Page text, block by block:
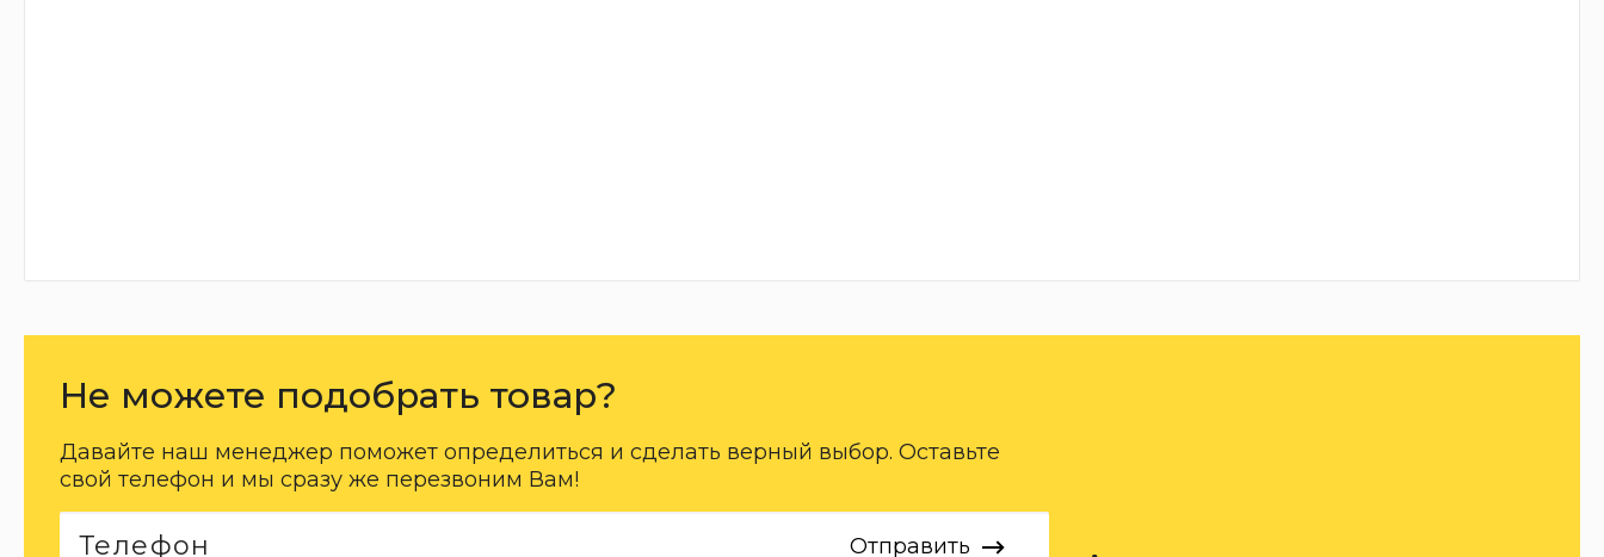
Не можете подобрать товар?
Давайте наш менеджер поможет определиться и сделать верный выбор. Оставьте
свой телефон и мы сразу же перезвоним Вам!
Отправить